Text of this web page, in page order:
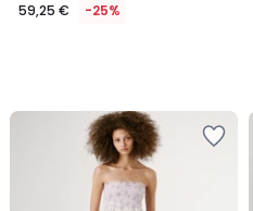
59,25 € -25%